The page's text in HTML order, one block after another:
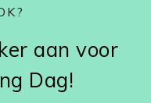
aan voor
Dag!